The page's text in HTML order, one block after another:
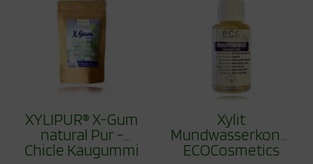
XYLIPUR® X-Gum
natural Pur -
Chicle Kaugummi
Xylit
ECOCosmetics